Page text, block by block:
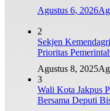
Agustus 6, 2026
2
Sekjen
Prioritas
Agustus 8, 2025
3
Wali Kota Jakpus
Bersama Deputi